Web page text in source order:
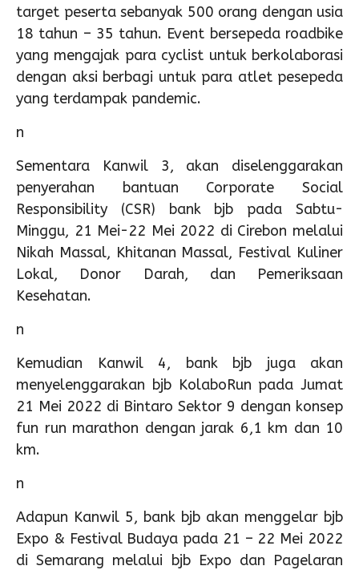
target peserta sebanyak 500 orang dengan usia
18 tahun – 35 tahun. Event bersepeda roadbike
yang mengajak para cyclist untuk berkolaborasi
dengan aksi berbagi untuk para atlet pesepeda
yang terdampak pandemic.
n
Sementara Kanwil 3, akan diselenggarakan
penyerahan bantuan Corporate Social
Responsibility (CSR) bank bjb pada Sabtu-
Minggu, 21 Mei-22 Mei 2022 di Cirebon melalui
Nikah Massal, Khitanan Massal, Festival Kuliner
Lokal, Donor Darah, dan Pemeriksaan
Kesehatan.
n
Kemudian Kanwil 4, bank bjb juga akan
menyelenggarakan bjb KolaboRun pada Jumat
21 Mei 2022 di Bintaro Sektor 9 dengan konsep
fun run marathon dengan jarak 6,1 km dan 10
km.
n
Adapun Kanwil 5, bank bjb akan menggelar bjb
Expo & Festival Budaya pada 21 – 22 Mei 2022
di Semarang melalui bjb Expo dan Pagelaran